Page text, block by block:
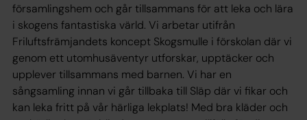
församlingshem och går tillsammans för att leka och lära
i skogens fantastiska värld. Vi arbetar utifrån
Friluftsfrämjandets koncept Skogsmulle i förskolan där vi
genom ett utomhusäventyr utforskar, upptäcker och
upplever tillsammans med barnen. Vi har en
sångsamling innan vi går tillbaka till Släp där vi fikar och
kan leka fritt på vår härliga lekplats! Med bra kläder och